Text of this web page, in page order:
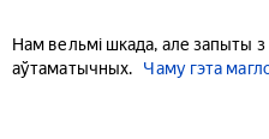
Нам вельмі шкада, але запыты
аўтаматычных.
Чаму гэта